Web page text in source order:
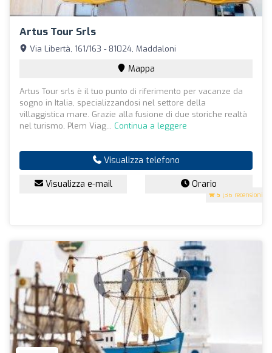
Artus Tour Srls
5 (36 recensioni)
Via Libertà, 161/163 - 81024, Maddaloni
Mappa
Artus Tour srls è il tuo punto di riferimento per vacanze da
sogno in Italia, specializzandosi nel settore della
villaggistica mare. Grazie alla fusione di due storiche realtà
nel turismo, Plem Viag... Continua a leggere
Visualizza telefono
Visualizza e-mail Orario